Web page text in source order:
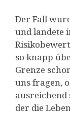
Der Fall
und landete
so knapp
Grenze
uns fragen,
ausreichend
der die